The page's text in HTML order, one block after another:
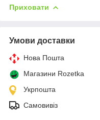
Приховати
Умови доставки
Нова Пошта
Магазини Rozetka
Укрпошта
Самовивіз